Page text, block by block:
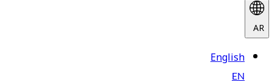
AR
English
EN